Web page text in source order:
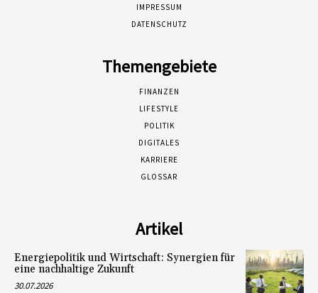
IMPRESSUM
DATENSCHUTZ
Themengebiete
FINANZEN
LIFESTYLE
POLITIK
DIGITALES
KARRIERE
GLOSSAR
Artikel
Energiepolitik und Wirtschaft: Synergien für
eine nachhaltige Zukunft
30.07.2026